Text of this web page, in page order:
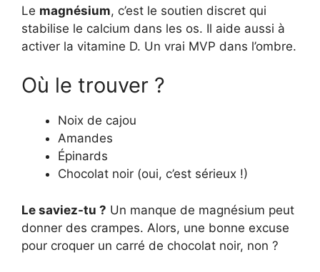
Le magnésium, c’est le soutien discret qui
stabilise le calcium dans les os. Il aide aussi à
activer la vitamine D. Un vrai MVP dans l’ombre.
Où le trouver ?
Noix de cajou
Amandes
Épinards
Chocolat noir (oui, c’est sérieux !)
Le saviez-tu ? Un manque de magnésium peut
donner des crampes. Alors, une bonne excuse
pour croquer un carré de chocolat noir, non ?